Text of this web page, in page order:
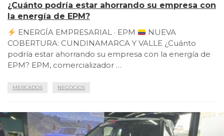
¿Cuánto podría estar ahorrando su empresa con
la energía de EPM?
ENERGÍA EMPRESARIAL · EPM
NUEVA
COBERTURA: CUNDINAMARCA Y VALLE ¿Cuánto
podría estar ahorrando su empresa con la energía de
EPM? EPM, comercializador …
MERCADOS NEGOCIOS